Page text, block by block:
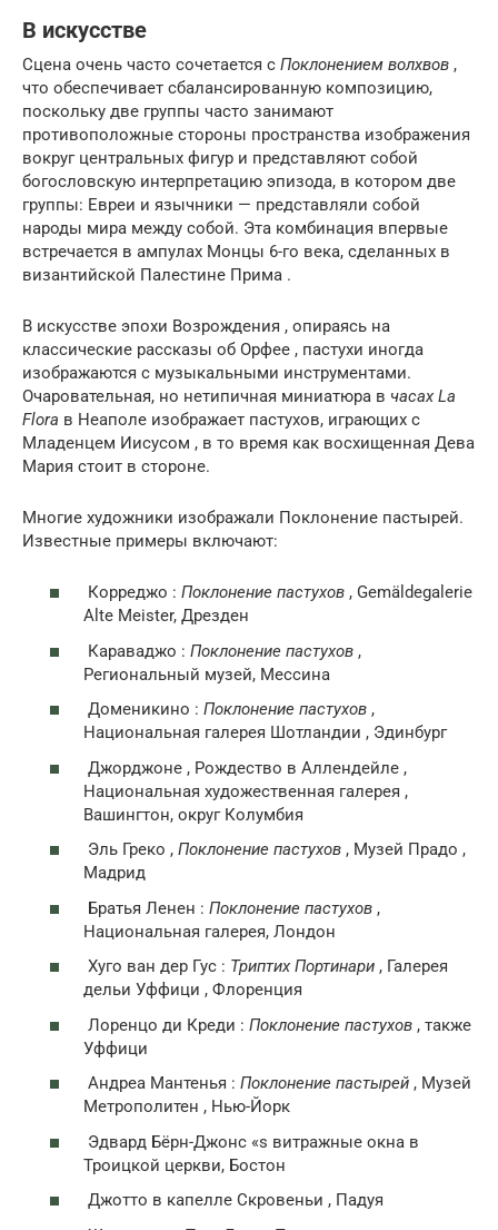
В искусстве
Сцена очень часто сочетается с Поклонением волхвов ,
что обеспечивает сбалансированную композицию,
поскольку две группы часто занимают
противоположные стороны пространства изображения
вокруг центральных фигур и представляют собой
богословскую интерпретацию эпизода, в котором две
группы: Евреи и язычники — представляли собой
народы мира между собой. Эта комбинация впервые
встречается в ампулах Монцы 6-го века, сделанных в
византийской Палестине Прима .
В искусстве эпохи Возрождения , опираясь на
классические рассказы об Орфее , пастухи иногда
изображаются с музыкальными инструментами.
Очаровательная, но нетипичная миниатюра в часах La
Flora в Неаполе изображает пастухов, играющих с
Младенцем Иисусом , в то время как восхищенная Дева
Мария стоит в стороне.
Многие художники изображали Поклонение пастырей.
Известные примеры включают:
Корреджо : Поклонение пастухов , Gemäldegalerie
Alte Meister, Дрезден
Караваджо : Поклонение пастухов ,
Региональный музей, Мессина
Доменикино : Поклонение пастухов ,
Национальная галерея Шотландии , Эдинбург
Джорджоне , Рождество в Аллендейле ,
Национальная художественная галерея ,
Вашингтон, округ Колумбия
Эль Греко , Поклонение пастухов , Музей Прадо ,
Мадрид
Братья Ленен : Поклонение пастухов ,
Национальная галерея, Лондон
Хуго ван дер Гус : Триптих Портинари , Галерея
дельи Уффици , Флоренция
Лоренцо ди Креди : Поклонение пастухов , также
Уффици
Андреа Мантенья : Поклонение пастырей , Музей
Метрополитен , Нью-Йорк
Эдвард Бёрн-Джонс «s витражные окна в
Троицкой церкви, Бостон
Джотто в капелле Скровеньи , Падуя